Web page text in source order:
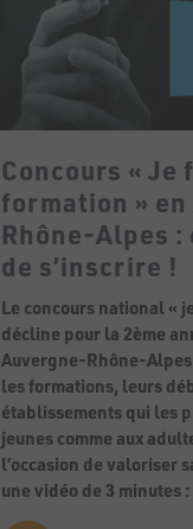
Concours « Je
formation »
Rhône-Alpes :
de s’inscrire !
Le concours national «
décline pour la 2ème
Auvergne-Rhône-
les formations, leurs
établissements qui les
jeunes comme aux
l’occasion de valoriser
une vidéo de 3 minutes